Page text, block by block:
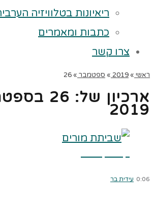
ריאיונות בטלוויזיה
כתבות ומאמרים
צרו קשר
ראשי »
2019
» ספטמבר »
26
ארכיון של: 26
2019
0:06 עידית בר